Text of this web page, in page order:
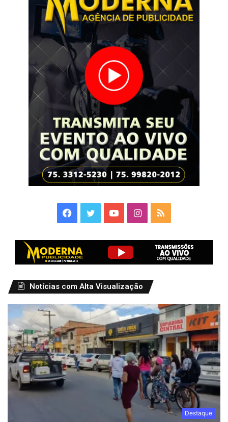
Facebook
TwitterYouTubeInstagram
RSS
Notícias com Alta Visualização
Destaque